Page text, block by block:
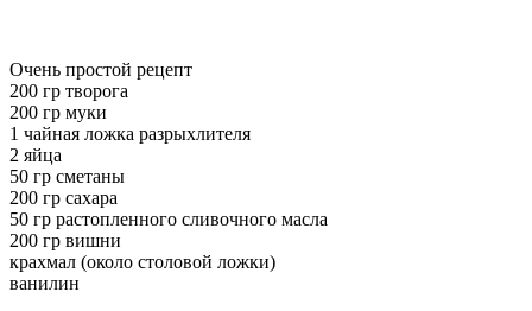
Очень простой рецепт
200 гр творога
200 гр муки
1 чайная ложка разрыхлителя
2 яйца
50 гр сметаны
200 гр сахара
50 гр растопленного сливочного масла
200 гр вишни
крахмал (около столовой ложки)
ванилин